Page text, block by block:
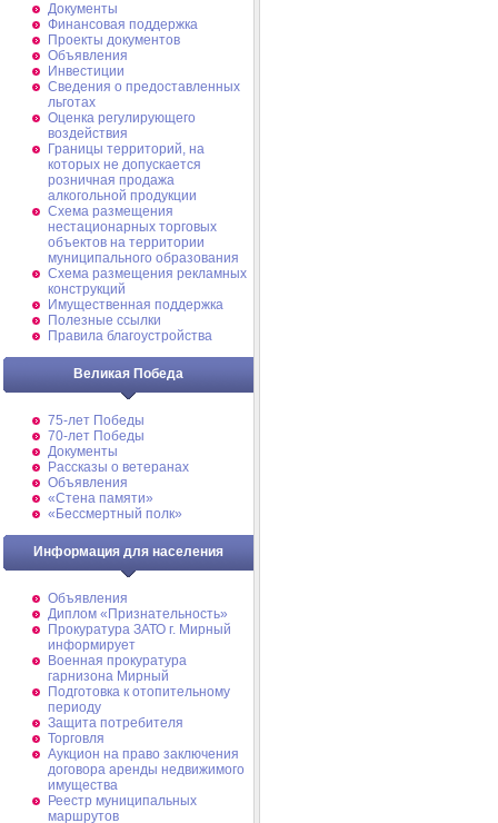
Документы
Финансовая поддержка
Проекты документов
Объявления
Инвестиции
Сведения о предоставленных
льготах
Оценка регулирующего
воздействия
Границы территорий, на
которых не допускается
розничная продажа
алкогольной продукции
Схема размещения
нестационарных торговых
объектов на территории
муниципального образования
Схема размещения рекламных
конструкций
Имущественная поддержка
Полезные ссылки
Правила благоустройства
Великая Победа
75-лет Победы
70-лет Победы
Документы
Рассказы о ветеранах
Объявления
«Стена памяти»
«Бессмертный полк»
Информация для населения
Объявления
Диплом «Признательность»
Прокуратура ЗАТО г. Мирный
информирует
Военная прокуратура
гарнизона Мирный
Подготовка к отопительному
периоду
Защита потребителя
Торговля
Аукцион на право заключения
договора аренды недвижимого
имущества
Реестр муниципальных
маршрутов